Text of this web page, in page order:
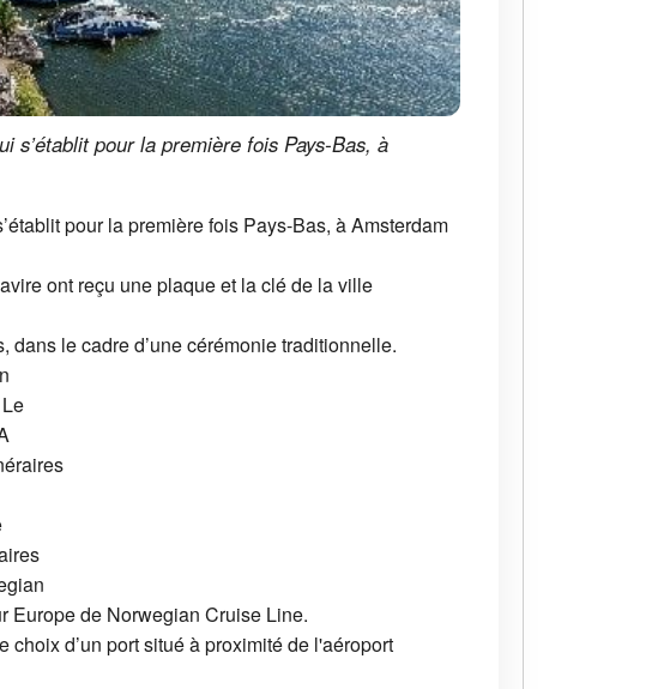
s’établit pour la première fois Pays-Bas, à
pour la première fois Pays-Bas, à Amsterdam
ont reçu une plaque et la clé de la ville
le cadre d’une cérémonie traditionnelle.
Europe de Norwegian Cruise Line.
d’un port situé à proximité de l'aéroport